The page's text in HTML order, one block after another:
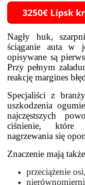
Nagły huk,
ściąganie auta w
opisywane są
Przy pełnym
reakcję margines
Specjaliści z
uszkodzenia
najczęstszych
ciśnienie, które
nagrzewania się
Znaczenie mają
przeciążenie osi,